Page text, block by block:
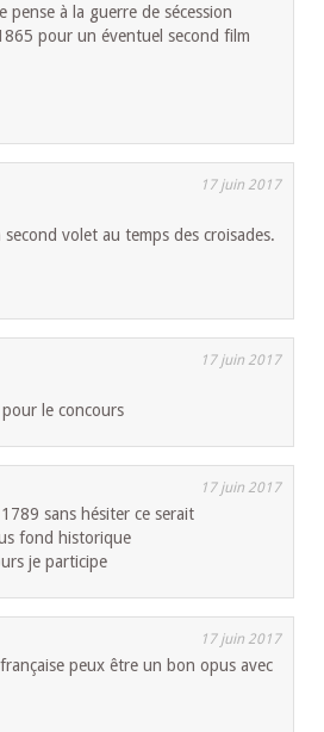
pense à la guerre de sécession
pour un éventuel second film
17 juin 2017
second volet au temps des croisades.
17 juin 2017
le concours
17 juin 2017
sans hésiter ce serait
fond historique
je participe
17 juin 2017
peux être un bon opus avec